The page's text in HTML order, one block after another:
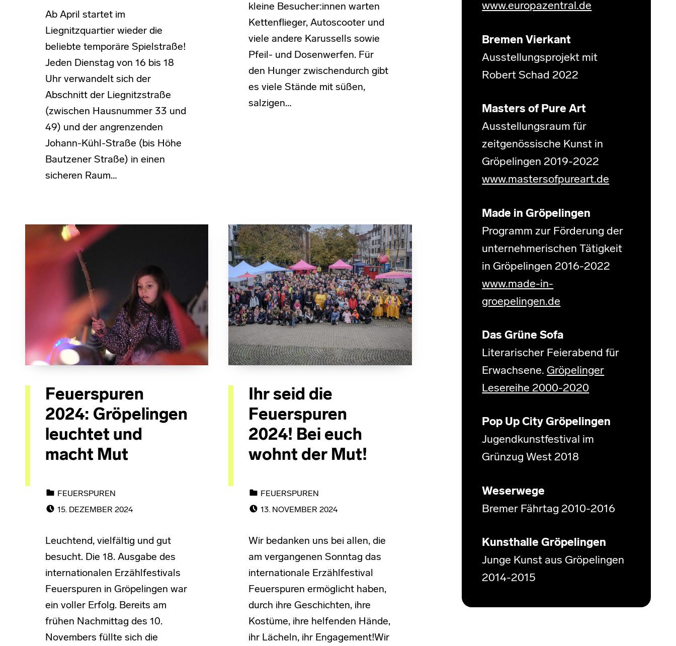
Ab April startet im
Liegnitzquartier wieder die
beliebte temporäre Spielstraße!
Jeden Dienstag von 16 bis 18
Uhr verwandelt sich der
Abschnitt der Liegnitzstraße
(zwischen Hausnummer 33 und
49) und der angrenzenden
Johann-Kühl-Straße (bis Höhe
Bautzener Straße) in einen
sicheren Raum…
kleine Besucher:innen warten
Kettenflieger, Autoscooter und
viele andere Karussells sowie
Pfeil- und Dosenwerfen. Für
den Hunger zwischendurch gibt
es viele Stände mit süßen,
salzigen…
Feuerspuren
2024: Gröpelingen
leuchtet und
macht Mut
FEUERSPUREN
15. DEZEMBER 2024
Leuchtend, vielfältig und gut
besucht. Die 18. Ausgabe des
internationalen Erzählfestivals
Feuerspuren in Gröpelingen war
ein voller Erfolg. Bereits am
frühen Nachmittag des 10.
Novembers füllte sich die
Ihr seid die
Feuerspuren
2024! Bei euch
wohnt der Mut!
FEUERSPUREN
13. NOVEMBER 2024
Wir bedanken uns bei allen, die
am vergangenen Sonntag das
internationale Erzählfestival
Feuerspuren ermöglicht haben,
durch ihre Geschichten, ihre
Kostüme, ihre helfenden Hände,
ihr Lächeln, ihr Engagement!Wir
www.europazentral.de
Bremen Vierkant
Ausstellungsprojekt mit
Robert Schad 2022
Masters of Pure Art
Ausstellungsraum für
zeitgenössische Kunst in
Gröpelingen 2019-2022
www.mastersofpureart.de
Made in Gröpelingen
Programm zur Förderung der
unternehmerischen Tätigkeit
in Gröpelingen 2016-2022
www.made-in-
groepelingen.de
Das Grüne Sofa
Literarischer Feierabend für
Erwachsene. Gröpelinger
Lesereihe 2000-2020
Pop Up City Gröpelingen
Jugendkunstfestival im
Grünzug West 2018
Weserwege
Bremer Fährtag 2010-2016
Kunsthalle Gröpelingen
Junge Kunst aus Gröpelingen
2014-2015